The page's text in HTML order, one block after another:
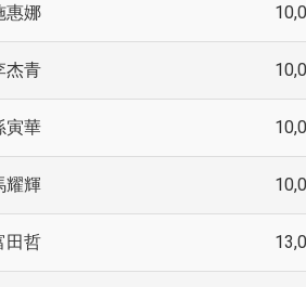
惠娜
杰青
寅華
耀輝
田哲